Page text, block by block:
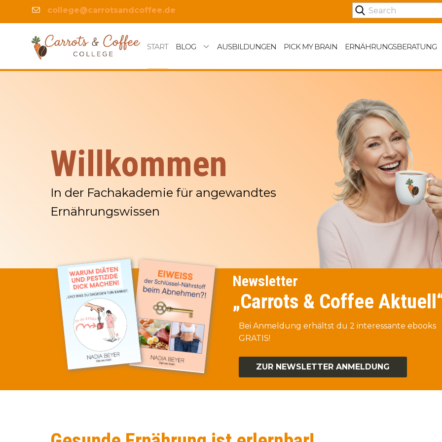
college@carrotsandcoffee.de
START BLOG AUSBILDUNGEN PICK MY BRAIN ERNÄHRUNGSBERATUNG
In der Fachakademie für angewandtes
Ernährungswissen
Willkommen
Newsletter
„Carrots & Coffee
Bei Anmeldung erhältst du 2 interessante ebooks
GRATIS!
ZUR NEWSLETTER ANMELDUNG